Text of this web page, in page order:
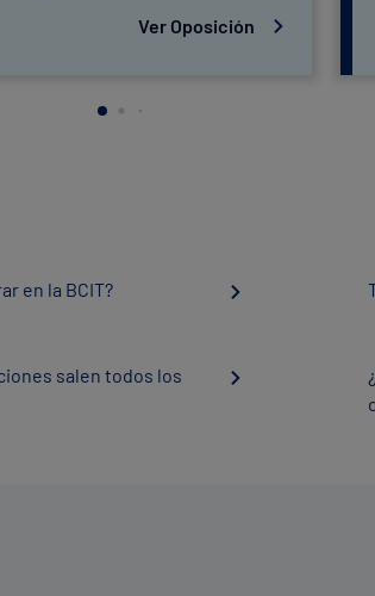
Ver Oposición
en la BCIT?
salen todos los